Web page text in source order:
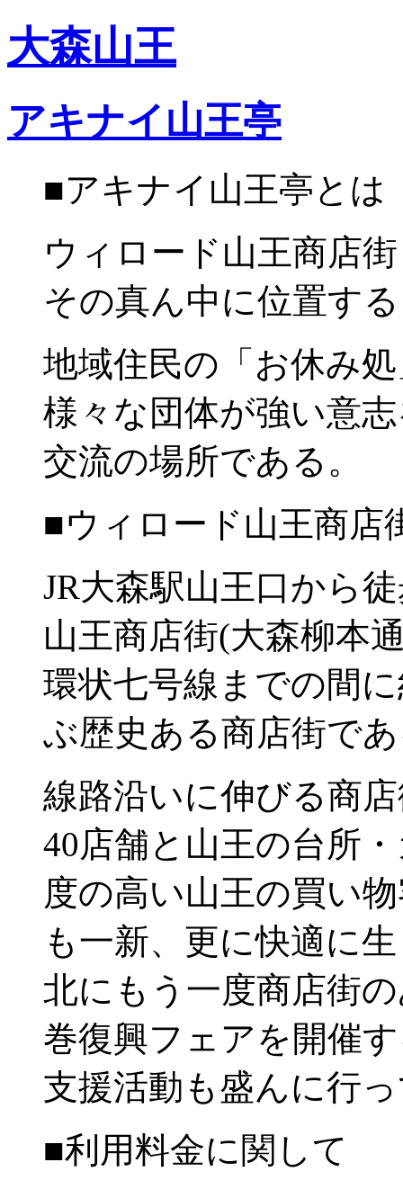
大森山王
アキナイ山王亭
■アキナイ山王亭とは
ウィロード山王商店
その真ん中に位置す
地域住民の「お休み
様々な団体が強い意
交流の場所である。
■ウィロード山王商店
JR大森駅山王口から
山王商店街(大森柳本
環状七号線までの間
ぶ歴史ある商店街で
線路沿いに伸びる商
40店舗と山王の台所
度の高い山王の買い
も一新、更に快適に
北にもう一度商店街
巻復興フェアを開催
支援活動も盛んに行
■利用料金に関して